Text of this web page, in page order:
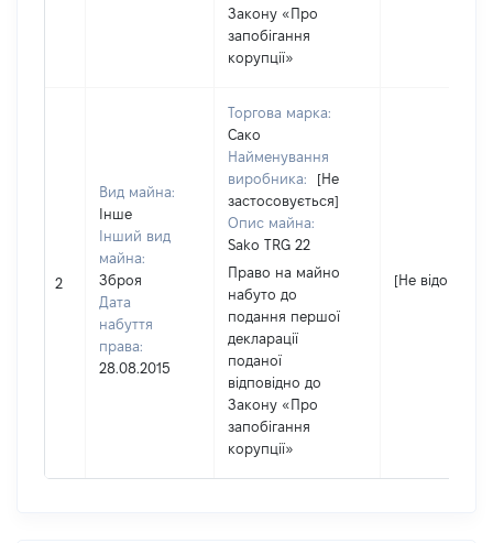
Закону «Про
запобігання
корупції»
2
Вид майна:
Інше
Інший вид
майна:
Зброя
Дата
набуття
права:
28.08.2015
Торгова марка:
Сако
Найменування
виробника:
[Не
застосовується]
Опис майна:
Sako TRG 22
Право на майно
набуто до
подання першої
декларації
поданої
відповідно до
Закону «Про
запобігання
корупції»
[Не відомо]